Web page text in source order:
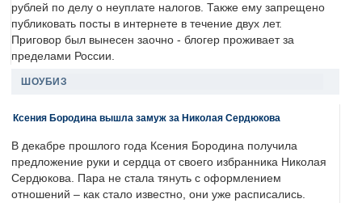
рублей по делу о неуплате налогов. Также ему запрещено
публиковать посты в интернете в течение двух лет.
Приговор был вынесен заочно - блогер проживает за
пределами России.
ШОУБИЗ
Ксения Бородина вышла замуж за Николая Сердюкова
В декабре прошлого года Ксения Бородина получила
предложение руки и сердца от своего избранника Николая
Сердюкова. Пара не стала тянуть с оформлением
отношений – как стало известно, они уже расписались.